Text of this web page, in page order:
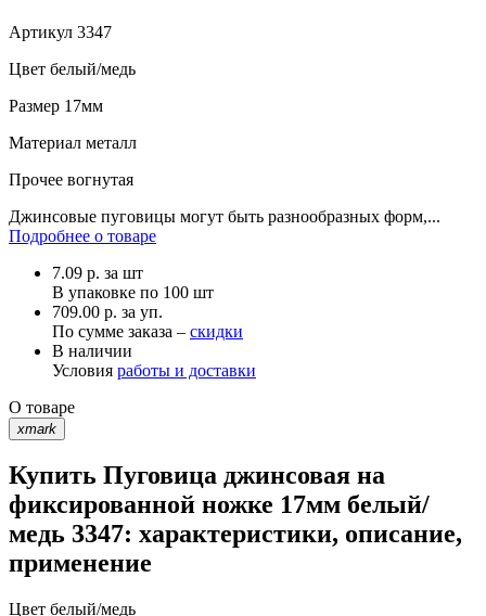
Артикул 3347
Цвет белый/медь
Размер 17мм
Материал металл
Прочее вогнутая
Джинсовые пуговицы могут быть разнообразных форм,...
Подробнее о товаре
7.09 р. за шт
В упаковке по 100 шт
709.00 р. за уп.
По сумме заказа – скидки
В наличии
Условия работы и доставки
О товаре
xmark
Купить Пуговица джинсовая на
фиксированной ножке 17мм белый/
медь 3347: характеристики, описание,
применение
Цвет белый/медь